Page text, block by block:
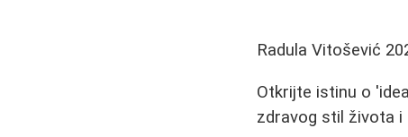
Radula Vitošević
Otkrijte istinu o
zdravog stil života